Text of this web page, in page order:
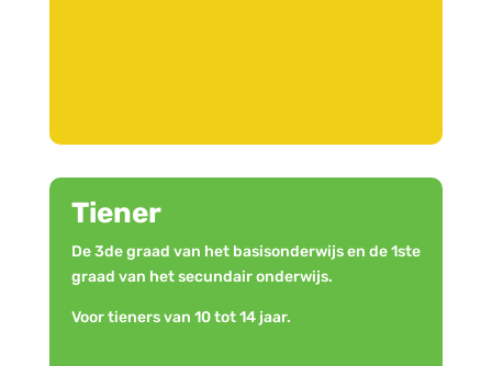
Tiener
De 3de graad van het basisonderwijs en de 1ste
graad van het secundair onderwijs.
Voor tieners van 10 tot 14 jaar.